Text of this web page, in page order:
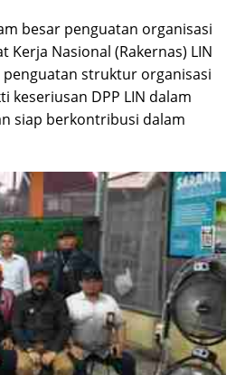
besar penguatan organisasi
Kerja Nasional (Rakernas) LIN
struktur organisasi
keseriusan DPP LIN dalam
siap berkontribusi dalam